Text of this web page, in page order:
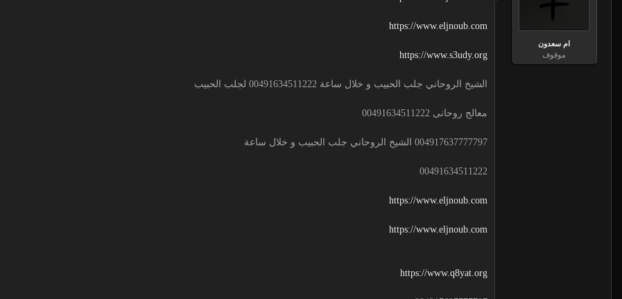
ام سعدون
موقوف
https://www.eljnoub.com
https://www.s3udy.org
الشيخ الروحاني جلب الحبيب و خلال ساعة 00491634511222 لجلب الحبيب
معالج روحانى 00491634511222
004917637777797 الشيخ الروحاني جلب الحبيب و خلال ساعة
00491634511222
https://www.eljnoub.com
https://www.eljnoub.com
https://www.q8yat.org